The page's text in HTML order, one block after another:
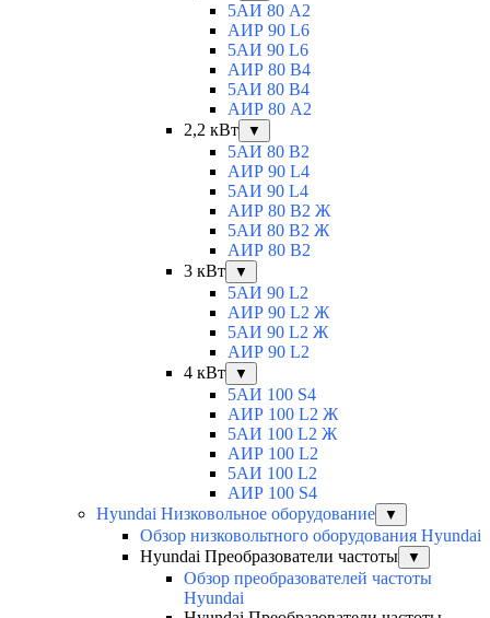
5АИ 80 A2
АИР 90 L6
5АИ 90 L6
АИР 80 B4
5АИ 80 B4
АИР 80 А2
2,2 кВт
▼
5АИ 80 B2
АИР 90 L4
5АИ 90 L4
АИР 80 В2 Ж
5АИ 80 В2 Ж
АИР 80 B2
3 кВт
▼
5АИ 90 L2
АИР 90 L2 Ж
5АИ 90 L2 Ж
АИР 90 L2
4 кВт
▼
5АИ 100 S4
АИР 100 L2 Ж
5АИ 100 L2 Ж
АИР 100 L2
5АИ 100 L2
АИР 100 S4
Hyundai Низковольное оборудование
▼
Обзор низковольтного оборудования Hyundai
Hyundai Преобразователи частоты
▼
Обзор преобразователей частоты
Hyundai